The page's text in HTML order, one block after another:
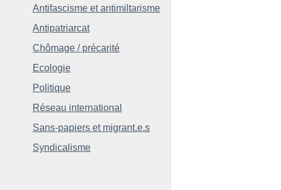
Antifascisme et antimiltarisme
Antipatriarcat
Chômage / précarité
Ecologie
Politique
Réseau international
Sans-papiers et migrant.e.s
Syndicalisme